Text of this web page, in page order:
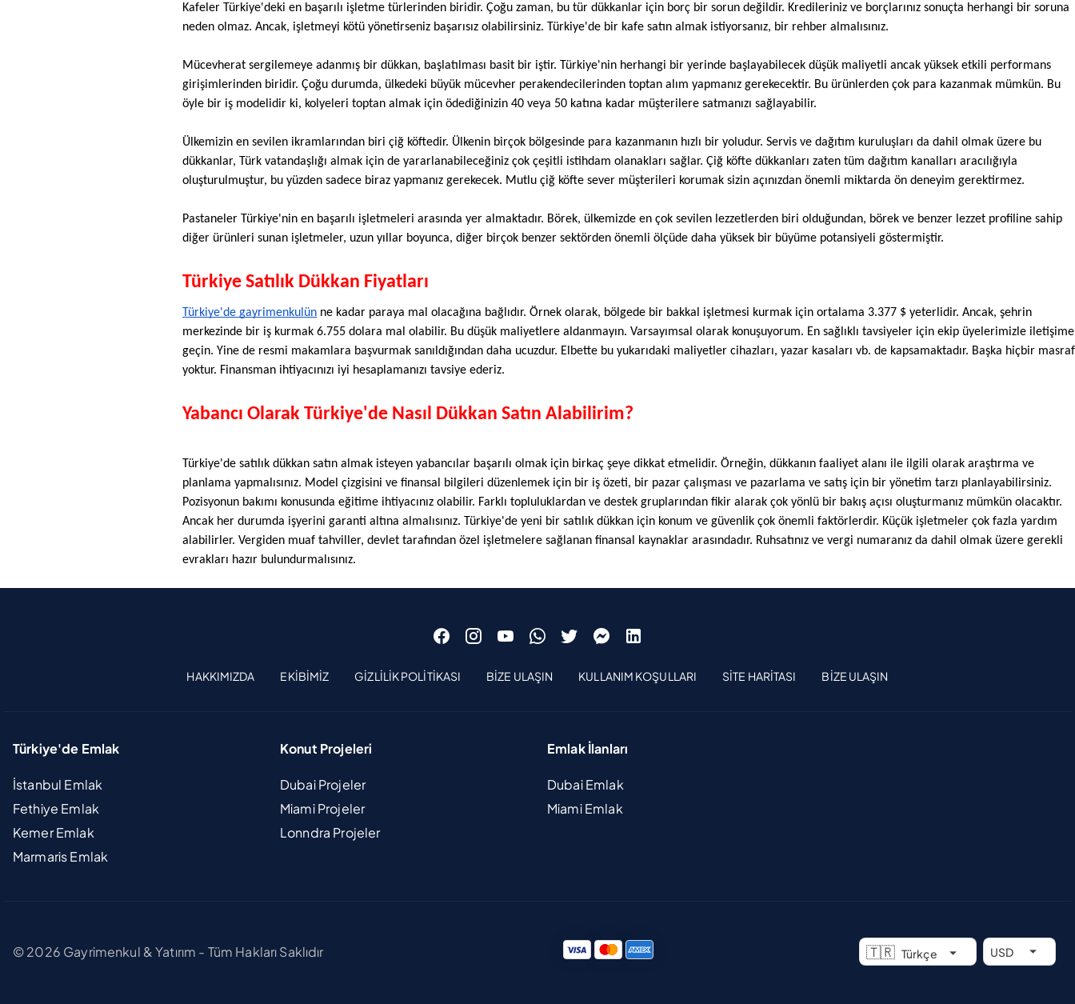
Kafeler Türkiye'deki en başarılı işletme türlerinden biridir. Çoğu zaman, bu tür dükkanlar için borç bir sorun değildir. Kredileriniz ve borçlarınız sonuçta herhangi bir soruna
neden olmaz. Ancak, işletmeyi kötü yönetirseniz başarısız olabilirsiniz. Türkiye'de bir kafe satın almak istiyorsanız, bir rehber almalısınız.
Mücevherat sergilemeye adanmış bir dükkan, başlatılması basit bir iştir. Türkiye'nin herhangi bir yerinde başlayabilecek düşük maliyetli ancak yüksek etkili performans
girişimlerinden biridir. Çoğu durumda, ülkedeki büyük mücevher perakendecilerinden toptan alım yapmanız gerekecektir. Bu ürünlerden çok para kazanmak mümkün. Bu
öyle bir iş modelidir ki, kolyeleri toptan almak için ödediğinizin 40 veya 50 katına kadar müşterilere satmanızı sağlayabilir.
Ülkemizin en sevilen ikramlarından biri çiğ köftedir. Ülkenin birçok bölgesinde para kazanmanın hızlı bir yoludur. Servis ve dağıtım kuruluşları da dahil olmak üzere bu
dükkanlar, Türk vatandaşlığı almak için de yararlanabileceğiniz çok çeşitli istihdam olanakları sağlar. Çiğ köfte dükkanları zaten tüm dağıtım kanalları aracılığıyla
oluşturulmuştur, bu yüzden sadece biraz yapmanız gerekecek. Mutlu çiğ köfte sever müşterileri korumak sizin açınızdan önemli miktarda ön deneyim gerektirmez.
Pastaneler Türkiye'nin en başarılı işletmeleri arasında yer almaktadır. Börek, ülkemizde en çok sevilen lezzetlerden biri olduğundan, börek ve benzer lezzet profiline sahip
diğer ürünleri sunan işletmeler, uzun yıllar boyunca, diğer birçok benzer sektörden önemli ölçüde daha yüksek bir büyüme potansiyeli göstermiştir.
Türkiye Satılık Dükkan Fiyatları
Türkiye'de gayrimenkulün ne kadar paraya mal olacağına bağlıdır. Örnek olarak, bölgede bir bakkal işletmesi kurmak için ortalama 3.377 $ yeterlidir. Ancak, şehrin
merkezinde bir iş kurmak 6.755 dolara mal olabilir. Bu düşük maliyetlere aldanmayın. Varsayımsal olarak konuşuyorum. En sağlıklı tavsiyeler için ekip üyelerimizle iletişime
geçin. Yine de resmi makamlara başvurmak sanıldığından daha ucuzdur. Elbette bu yukarıdaki maliyetler cihazları, yazar kasaları vb. de kapsamaktadır. Başka hiçbir masraf
yoktur. Finansman ihtiyacınızı iyi hesaplamanızı tavsiye ederiz.
Yabancı Olarak Türkiye'de Nasıl Dükkan Satın Alabilirim?
Türkiye'de satılık dükkan satın almak isteyen yabancılar başarılı olmak için birkaç şeye dikkat etmelidir. Örneğin, dükkanın faaliyet alanı ile ilgili olarak araştırma ve
planlama yapmalısınız. Model çizgisini ve finansal bilgileri düzenlemek için bir iş özeti, bir pazar çalışması ve pazarlama ve satış için bir yönetim tarzı planlayabilirsiniz.
Pozisyonun bakımı konusunda eğitime ihtiyacınız olabilir. Farklı topluluklardan ve destek gruplarından fikir alarak çok yönlü bir bakış açısı oluşturmanız mümkün olacaktır.
Ancak her durumda işyerini garanti altına almalısınız. Türkiye'de yeni bir satılık dükkan için konum ve güvenlik çok önemli faktörlerdir. Küçük işletmeler çok fazla yardım
alabilirler. Vergiden muaf tahviller, devlet tarafından özel işletmelere sağlanan finansal kaynaklar arasındadır. Ruhsatınız ve vergi numaranız da dahil olmak üzere gerekli
evrakları hazır bulundurmalısınız.
HAKKIMIZDA EKIBIMIZ GIZLILIK POLITIKASI BIZE ULAŞIN KULLANIM KOŞULLARI SITE HARITASI BIZE ULAŞIN
Türkiye'de Emlak
İstanbul Emlak
Fethiye Emlak
Kemer Emlak
Marmaris Emlak
Konut Projeleri
Dubai Projeler
Miami Projeler
Lonndra Projeler
Emlak İlanları
Dubai Emlak
Miami Emlak
© 2026 Gayrimenkul & Yatırım - Tüm Hakları Saklıdır 🇹🇷 Türkçe USD